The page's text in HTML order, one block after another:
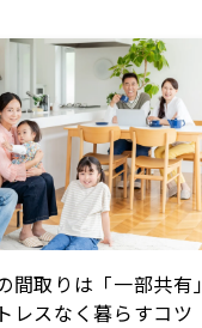
間取りは「一部共有」
レスなく暮らすコツ